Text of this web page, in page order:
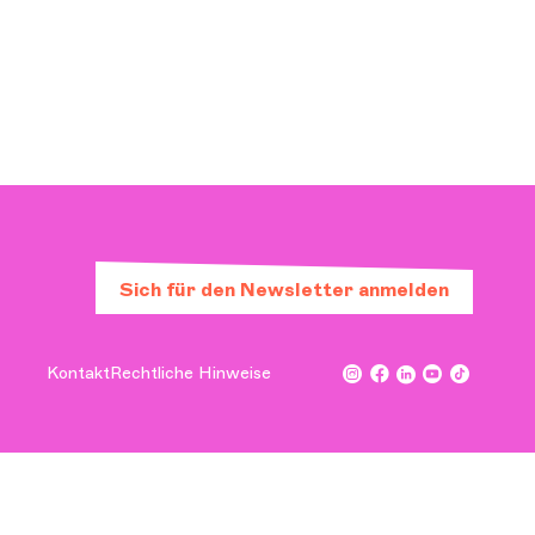
Sich für den Newsletter anmelden
KontaktRechtliche Hinweise
Sich anmelden